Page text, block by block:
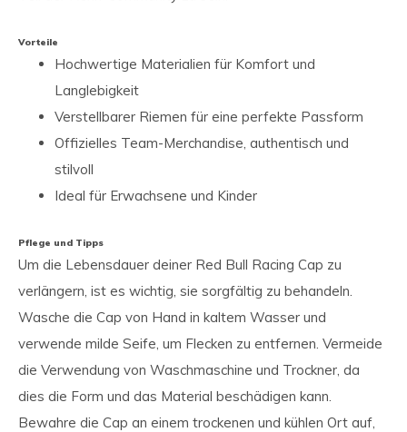
Vorteile
Hochwertige Materialien für Komfort und
Langlebigkeit
Verstellbarer Riemen für eine perfekte Passform
Offizielles Team-Merchandise, authentisch und
stilvoll
Ideal für Erwachsene und Kinder
Pflege und Tipps
Um die Lebensdauer deiner Red Bull Racing Cap zu
verlängern, ist es wichtig, sie sorgfältig zu behandeln.
Wasche die Cap von Hand in kaltem Wasser und
verwende milde Seife, um Flecken zu entfernen. Vermeide
die Verwendung von Waschmaschine und Trockner, da
dies die Form und das Material beschädigen kann.
Bewahre die Cap an einem trockenen und kühlen Ort auf,